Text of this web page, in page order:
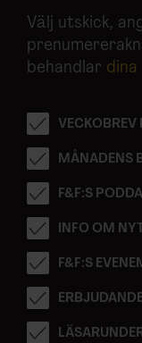
Välj utskick,
behandlar
VECKOBREV
MÅNADENS
F&F:S
INFO OM
F&F:S